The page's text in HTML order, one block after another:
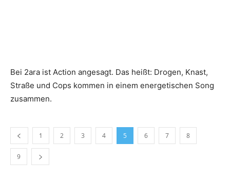
Bei 2ara ist Action angesagt. Das heißt: Drogen, Knast,
Straße und Cops kommen in einem energetischen Song
zusammen.
1 2 3 4 5 6 7 8
9